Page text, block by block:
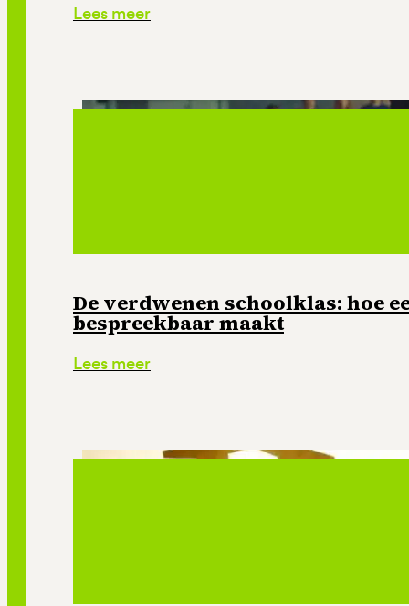
Lees meer
De verdwenen schoolklas: hoe
bespreekbaar maakt
Lees meer